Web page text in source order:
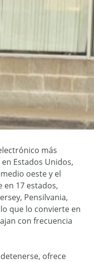
más
Estados Unidos,
oeste y el
en 17 estados,
Pensilvania,
que lo convierte en
con frecuencia
ofrece